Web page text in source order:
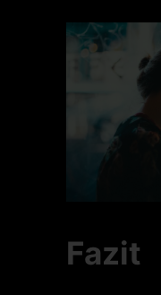
Fazit